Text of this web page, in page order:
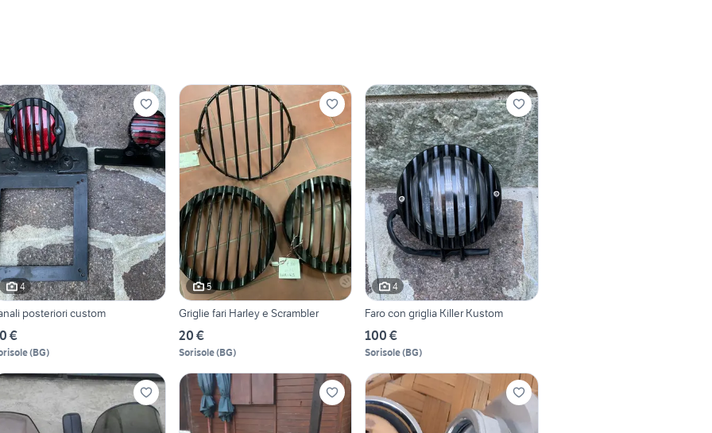
4
posteriori custom
€
(BG)
5
Griglie fari Harley e Scrambler
20 €
Sorisole(BG)
4
Faro con griglia Killer Kustom
100 €
Sorisole(BG)